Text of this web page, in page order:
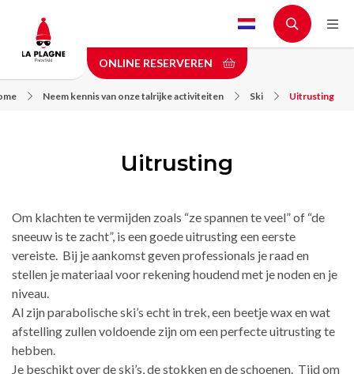
main
content
ONLINE RESERVEREN
Neem kennis van onze talrijke activiteiten Ski Uitrusting
Uitrusting
Om klachten te vermijden zoals “ze spannen te veel” of “de
sneeuw is te zacht”, is een goede uitrusting een eerste
vereiste. Bij je aankomst geven professionals je raad en
stellen je materiaal voor rekening houdend met je noden en je
niveau.
Al zijn parabolische ski’s echt in trek, een beetje wax en wat
afstelling zullen voldoende zijn om een perfecte uitrusting te
hebben.
Je beschikt over de ski’s, de stokken en de schoenen. Tijd om